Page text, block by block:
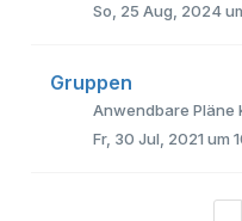
So, 25 Aug, 2024
Gruppen
Fr, 30 Jul, 2021 um